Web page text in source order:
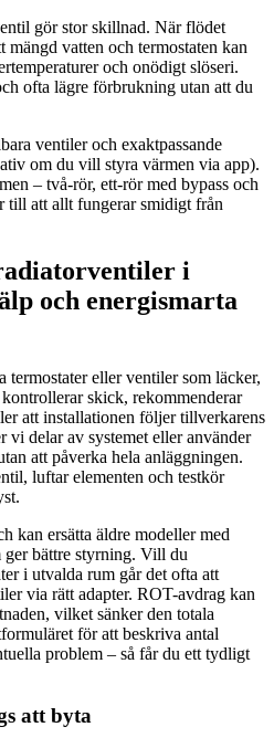
gör stor skillnad. När flödet
mängd vatten och termostaten kan
och onödigt slöseri.
ofta lägre förbrukning utan att du
ventiler och exaktpassande
om du vill styra värmen via app).
– två-rör, ett-rör med bypass och
till att allt fungerar smidigt från
i
och energismarta
termostater eller ventiler som läcker,
skick, rekommenderar
att installationen följer tillverkarens
vi delar av systemet eller använder
att påverka hela anläggningen.
luftar elementen och testkör
kan ersätta äldre modeller med
ger bättre styrning. Vill du
i utvalda rum går det ofta att
via rätt adapter. ROT-avdrag kan
vilket sänker den totala
för att beskriva antal
problem – så får du ett tydligt
att byta